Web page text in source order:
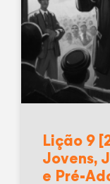
Lição 9
Jovens,
e Pré-